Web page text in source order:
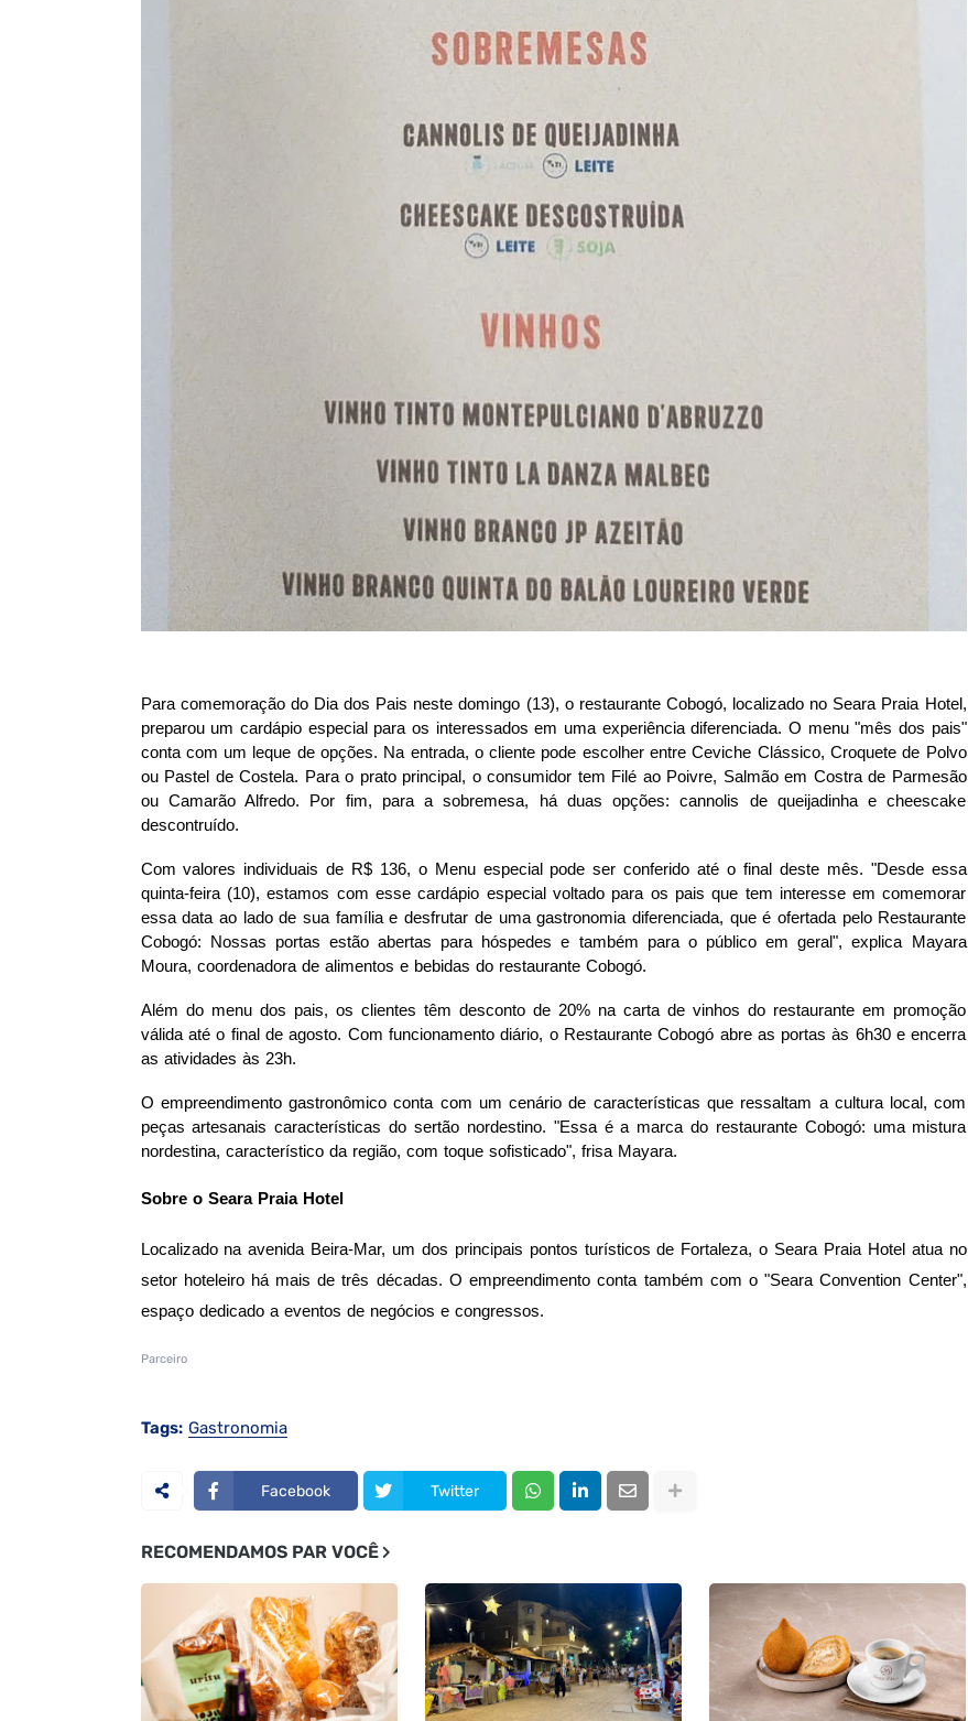
Para comemoração do Dia dos Pais neste domingo (13), o restaurante Cobogó, localizado no Seara Praia Hotel,
preparou um cardápio especial para os interessados em uma experiência diferenciada. O menu "mês dos pais"
conta com um leque de opções. Na entrada, o cliente pode escolher entre Ceviche Clássico, Croquete de Polvo
ou Pastel de Costela. Para o prato principal, o consumidor tem Filé ao Poivre, Salmão em Costra de Parmesão
ou Camarão Alfredo. Por fim, para a sobremesa, há duas opções: cannolis de queijadinha e cheescake
descontruído.
Com valores individuais de R$ 136, o Menu especial pode ser conferido até o final deste mês. "Desde essa
quinta-feira (10), estamos com esse cardápio especial voltado para os pais que tem interesse em comemorar
essa data ao lado de sua família e desfrutar de uma gastronomia diferenciada, que é ofertada pelo Restaurante
Cobogó: Nossas portas estão abertas para hóspedes e também para o público em geral", explica Mayara
Moura, coordenadora de alimentos e bebidas do restaurante Cobogó.
Além do menu dos pais, os clientes têm desconto de 20% na carta de vinhos do restaurante em promoção
válida até o final de agosto. Com funcionamento diário, o Restaurante Cobogó abre as portas às 6h30 e encerra
as atividades às 23h.
O empreendimento gastronômico conta com um cenário de características que ressaltam a cultura local, com
peças artesanais características do sertão nordestino. "Essa é a marca do restaurante Cobogó: uma mistura
nordestina, característico da região, com toque sofisticado", frisa Mayara.
Sobre o Seara Praia Hotel
Localizado na avenida Beira-Mar, um dos principais pontos turísticos de Fortaleza, o Seara Praia Hotel atua no
setor hoteleiro há mais de três décadas. O empreendimento conta também com o "Seara Convention Center",
espaço dedicado a eventos de negócios e congressos.
Parceiro
Tags: Gastronomia
Facebook Twitter
RECOMENDAMOS PAR VOCÊ